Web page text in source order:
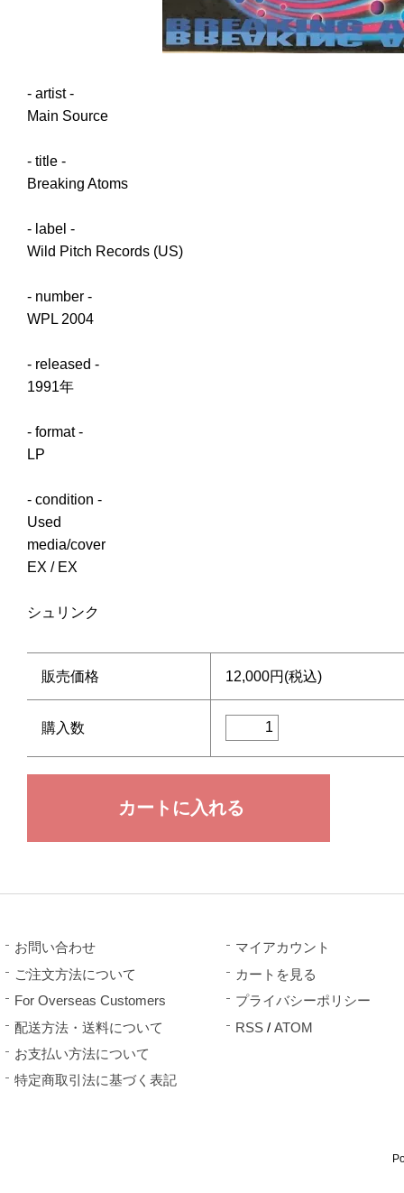
- artist -
Main Source
- title -
Breaking Atoms
- label -
Wild Pitch Records (US)
- number -
WPL 2004
- released -
1991年
- format -
LP
- condition -
Used
media/cover
EX / EX
シュリンク
販売価格 12,000円(税込)
購入数
お問い合わせ
ご注文方法について
For Overseas Customers
配送方法・送料について
お支払い方法について
特定商取引法に基づく表記
マイアカウント
カートを見る
プライバシーポリシー
RSS / ATOM